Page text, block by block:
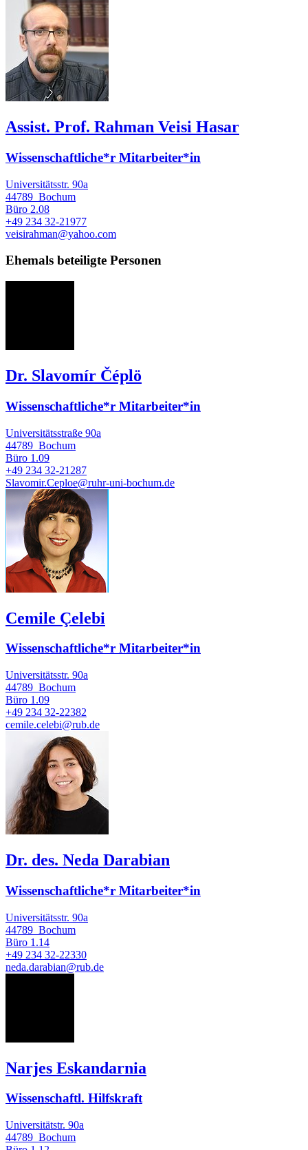
Assist. Prof. Rahman Veisi Hasar
Wissenschaftliche*r Mitarbeiter*in
Universitätsstr. 90a
44789 Bochum
Büro 2.08
+49 234 32-21977
veisirahman@yahoo.com
Ehemals beteiligte Personen
Dr. Slavomír Čéplö
Wissenschaftliche*r Mitarbeiter*in
Universitätsstraße 90a
44789 Bochum
Büro 1.09
+49 234 32-21287
Slavomir.Ceploe@ruhr-uni-bochum.de
Cemile Çelebi
Wissenschaftliche*r Mitarbeiter*in
Universitätsstr. 90a
44789 Bochum
Büro 1.09
+49 234 32-22382
cemile.celebi@rub.de
Dr. des. Neda Darabian
Wissenschaftliche*r Mitarbeiter*in
Universitätsstr. 90a
44789 Bochum
Büro 1.14
+49 234 32-22330
neda.darabian@rub.de
Narjes Eskandarnia
Wissenschaftl. Hilfskraft
Universitätstr. 90a
44789 Bochum